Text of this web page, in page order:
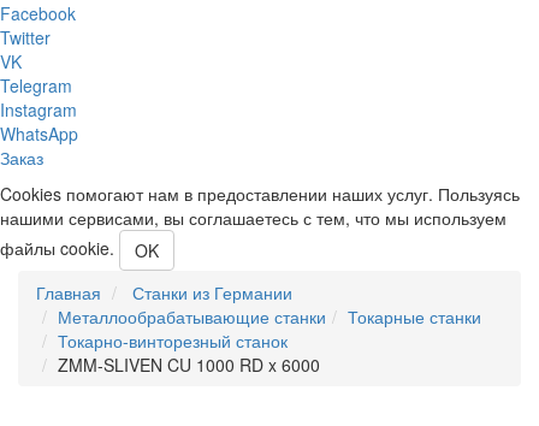
Facebook
Twitter
VK
Telegram
Instagram
WhatsApp
Заказ
Cookies помогают нам в предоставлении наших услуг. Пользуясь
нашими сервисами, вы соглашаетесь с тем, что мы используем
файлы cookie.
OK
Главная
Станки из Германии
Металлообрабатывающие станки
Токарные станки
Токарно-винторезный станок
ZMM-SLIVEN CU 1000 RD x 6000